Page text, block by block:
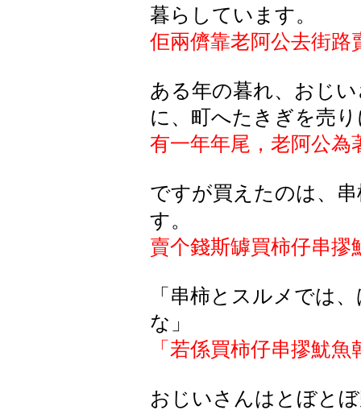
暮らしています。
佢兩儕靠老阿公去街路
ある年の暮れ、おじ
に、町へたきぎを売
有一年年尾，老阿公為
ですが買えたのは、串
す。
賣个錢斯罅買柿仔串摎
「串柿とスルメでは
な」
「若係買柿仔串摎魷
おじいさんはとぼと